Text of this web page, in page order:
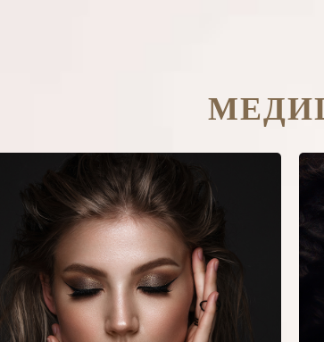
Гармонизация лица